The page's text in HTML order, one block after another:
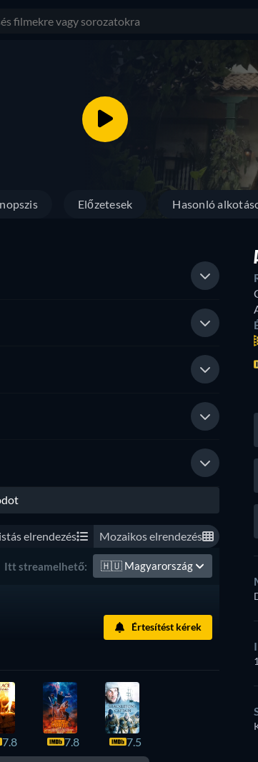
Előzetesek Hasonló
elrendezés Mozaikos elrendezés
Itt streamelhető: 🇭🇺 Magyarország
Értesítést kérek
7.8 7.8 7.5